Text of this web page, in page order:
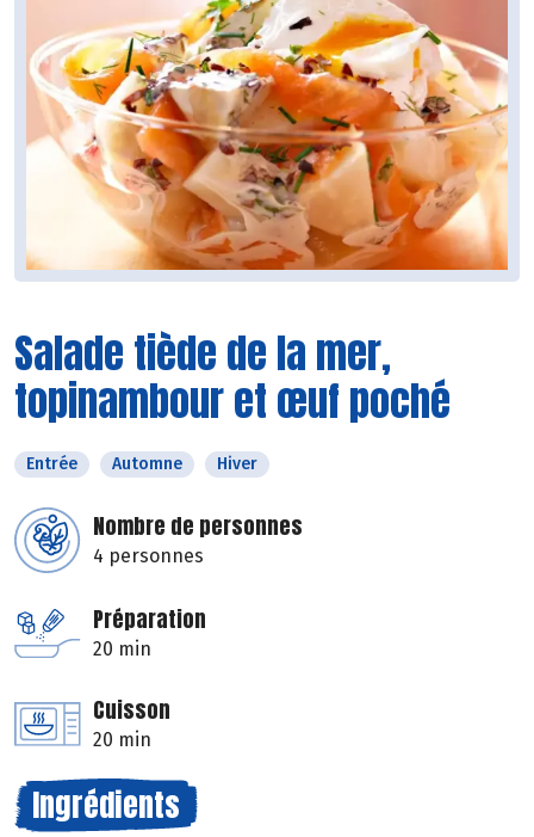
Salade tiède de la mer,
topinambour et œuf poché
Entrée Automne Hiver
Nombre de personnes
4 personnes
Préparation
20 min
Cuisson
20 min
Ingrédients